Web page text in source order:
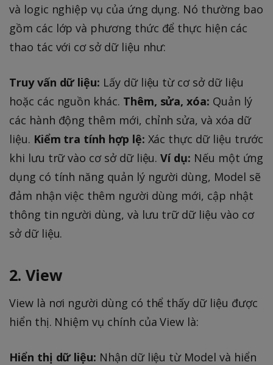
và logic nghiệp vụ của ứng dụng. Nó thường bao
gồm các lớp và phương thức để thực hiện các
thao tác với cơ sở dữ liệu như:
Truy vấn dữ liệu: Lấy dữ liệu từ cơ sở dữ liệu
hoặc các nguồn khác. Thêm, sửa, xóa: Quản lý
các hành động thêm mới, chỉnh sửa, và xóa dữ
liệu. Kiểm tra tính hợp lệ: Xác thực dữ liệu trước
khi lưu trữ vào cơ sở dữ liệu.Ví dụ: Nếu một ứng
dụng có tính năng quản lý người dùng, Model sẽ
đảm nhận việc thêm người dùng mới, cập nhật
thông tin người dùng, và lưu trữ dữ liệu vào cơ
sở dữ liệu.
2. View
View là nơi người dùng có thể thấy dữ liệu được
hiển thị. Nhiệm vụ chính của View là:
Hiển thị dữ liệu: Nhận dữ liệu từ Model và hiển